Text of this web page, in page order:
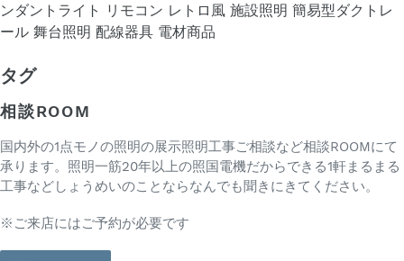
ンダントライト
リモコン レトロ風 施設照明 簡易型ダクトレ
ール 舞台照明 配線器具 電材商品
タグ
相談ROOM
国内外の1点モノの照明の展示照明工事ご相談など相談ROOMにて
承ります。照明一筋20年以上の照国電機だからできる1軒まるまる
工事などしょうめいのことならなんでも聞きにきてください。
※ご来店にはご予約が必要です